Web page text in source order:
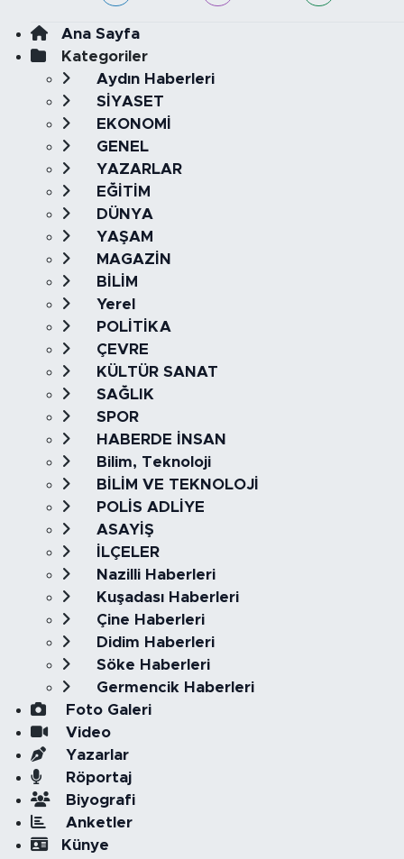
Ana Sayfa
Kategoriler
Aydın Haberleri
SİYASET
EKONOMİ
GENEL
YAZARLAR
EĞİTİM
DÜNYA
YAŞAM
MAGAZİN
BİLİM
Yerel
POLİTİKA
ÇEVRE
KÜLTÜR SANAT
SAĞLIK
SPOR
HABERDE İNSAN
Bilim, Teknoloji
BİLİM VE TEKNOLOJİ
POLİS ADLİYE
ASAYİŞ
İLÇELER
Nazilli Haberleri
Kuşadası Haberleri
Çine Haberleri
Didim Haberleri
Söke Haberleri
Germencik Haberleri
Foto Galeri
Video
Yazarlar
Röportaj
Biyografi
Anketler
Künye